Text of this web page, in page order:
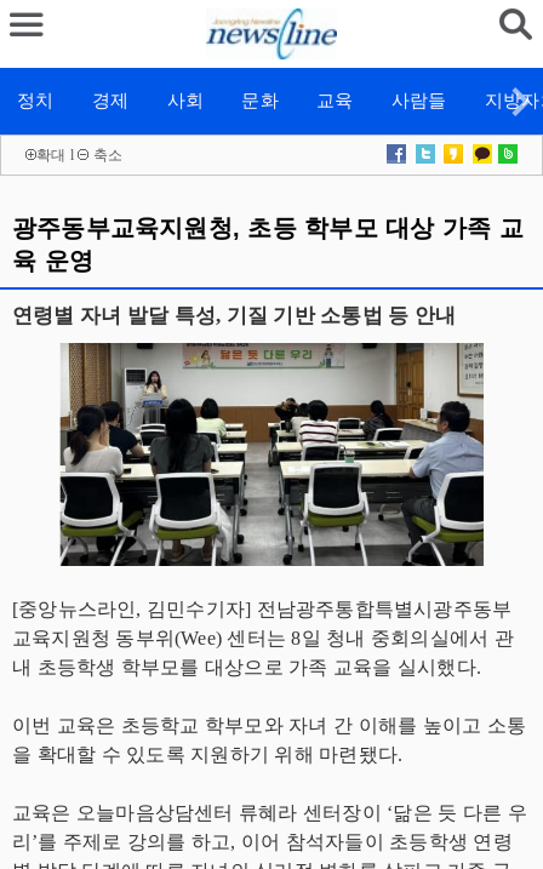
정치 경제 사회 문화 교육 사람들 지방
확대 l 축소
광주동부교육지원청, 초등 학부모 대상 가족 교
육 운영
연령별 자녀 발달 특성, 기질 기반 소통법 등 안내
[중앙뉴스라인, 김민수기자] 전남광주통합특별시광주동부
교육지원청 동부위(Wee) 센터는 8일 청내 중회의실에서 관
내 초등학생 학부모를 대상으로 가족 교육을 실시했다.
이번 교육은 초등학교 학부모와 자녀 간 이해를 높이고 소통
을 확대할 수 있도록 지원하기 위해 마련됐다.
교육은 오늘마음상담센터 류혜라 센터장이 ‘닮은 듯 다른 우
리’를 주제로 강의를 하고, 이어 참석자들이 초등학생 연령